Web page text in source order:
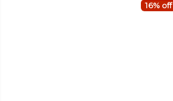
16% off